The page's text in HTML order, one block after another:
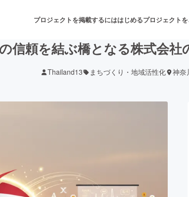
プロジェクトを掲載するにははじめるプロジェクト
舞台・パ
書籍・雑誌出版
信頼を結ぶ橋となる株式会社
Thailand13 まちづくり・地域活性化 神奈